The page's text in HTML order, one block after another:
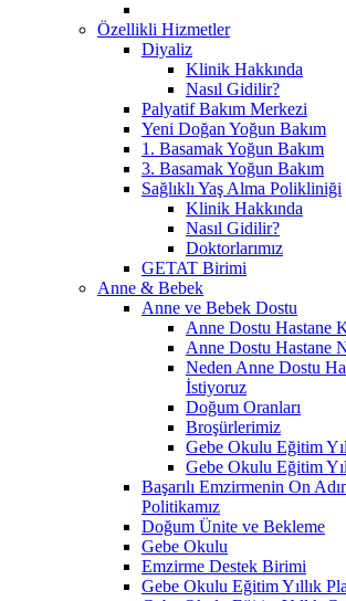
Özellikli Hizmetler
Diyaliz
Klinik Hakkında
Nasıl Gidilir?
Palyatif Bakım Merkezi
Yeni Doğan Yoğun Bakım
1. Basamak Yoğun Bakım
3. Basamak Yoğun Bakım
Sağlıklı Yaş Alma Polikliniği
Klinik Hakkında
Nasıl Gidilir?
Doktorlarımız
GETAT Birimi
Anne & Bebek
Anne ve Bebek Dostu
Anne Dostu Hastane
Anne Dostu Hastane
Neden Anne Dostu
İstiyoruz
Doğum Oranları
Broşürlerimiz
Gebe Okulu Eğitim
Gebe Okulu Eğitim
Başarılı Emzirmenin On
Politikamız
Doğum Ünite ve Bekleme
Gebe Okulu
Emzirme Destek Birimi
Gebe Okulu Eğitim Yıllık